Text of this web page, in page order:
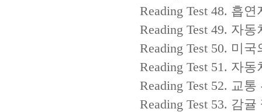
Reading Test 48. 흡연
Reading Test 49. 자동
Reading Test 50. 미국
Reading Test 51. 자동
Reading Test 52. 교통
Reading Test 53. 감귤